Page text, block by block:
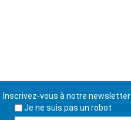
Inscrivez-vous à notre newsletter
Je ne suis pas un robot